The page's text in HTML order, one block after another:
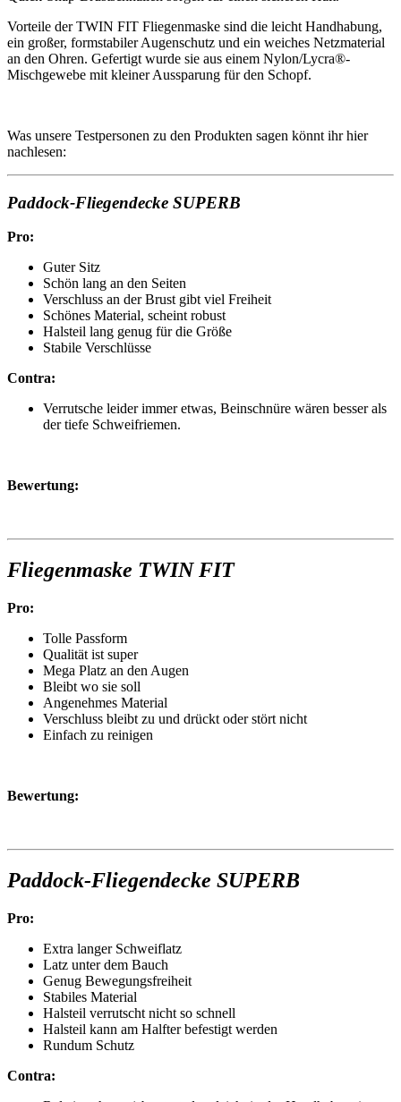
Vorteile der TWIN FIT Fliegenmaske sind die leicht Handhabung,
ein großer, formstabiler Augenschutz und ein weiches Netzmaterial
an den Ohren. Gefertigt wurde sie aus einem Nylon/Lycra®-
Mischgewebe mit kleiner Aussparung für den Schopf.
Was unsere Testpersonen zu den Produkten sagen könnt ihr hier
nachlesen:
Paddock-Fliegendecke SUPERB
Pro:
Guter Sitz
Schön lang an den Seiten
Verschluss an der Brust gibt viel Freiheit
Schönes Material, scheint robust
Halsteil lang genug für die Größe
Stabile Verschlüsse
Contra:
Verrutsche leider immer etwas, Beinschnüre wären besser als
der tiefe Schweifriemen.
Bewertung:
Fliegenmaske TWIN FIT
Pro:
Tolle Passform
Qualität ist super
Mega Platz an den Augen
Bleibt wo sie soll
Angenehmes Material
Verschluss bleibt zu und drückt oder stört nicht
Einfach zu reinigen
Bewertung:
Paddock-Fliegendecke SUPERB
Pro:
Extra langer Schweiflatz
Latz unter dem Bauch
Genug Bewegungsfreiheit
Stabiles Material
Halsteil verrutscht nicht so schnell
Halsteil kann am Halfter befestigt werden
Rundum Schutz
Contra: